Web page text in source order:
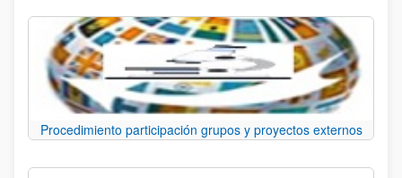
Procedimiento participación grupos y proyectos externos